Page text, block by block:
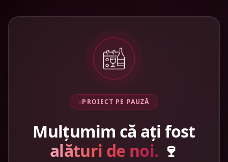
PROIECT PE PAUZĂ
Mulțumim că ați fost
alături de noi. 🍷